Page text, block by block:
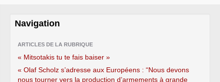
Morel-A-L’Huissier, Jean-Marie Morisset,
Moyne-Bressand, Renaud Muselier, Jean-Marc
Nesme, Jean-Pierre Nicolas, Yves Nicolin,
Patrick Ollier, Mme Françoise de Panafieu,
MM. Bertrand Pancher, Yanick Paternotte,
Navigation
ARTICLES DE LA RUBRIQUE
« Mitsotakis tu te fais baiser »
« Olaf Scholz s’adresse aux Européens : “Nous devons
nous tourner vers la production d’armements à grande